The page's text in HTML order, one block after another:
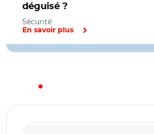
déguisé ?
Sécurité
En savoir plus